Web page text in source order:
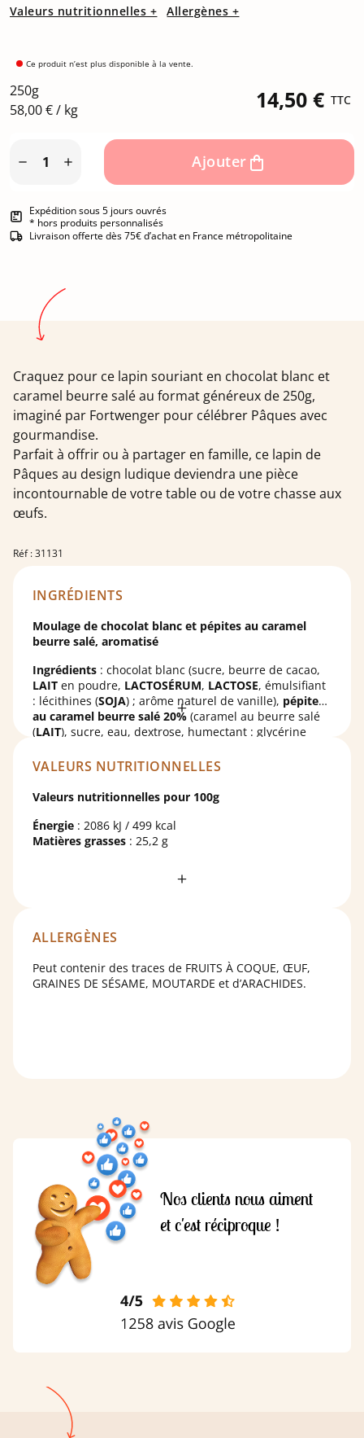
Valeurs nutritionnelles +
Allergènes +
Ce produit n’est plus disponible à la vente.
250g
58,00 € / kg
14,50 € TTC
  Ajouter
Expédition sous 5 jours ouvrés
* hors produits personnalisés
Livraison offerte dès 75€ d’achat en France métropolitaine
Craquez pour ce lapin souriant en chocolat blanc et
caramel beurre salé au format généreux de 250g,
imaginé par Fortwenger pour célébrer Pâques avec
gourmandise.
Parfait à offrir ou à partager en famille, ce lapin de
Pâques au design ludique deviendra une pièce
incontournable de votre table ou de votre chasse aux
œufs.
Réf : 31131
INGRÉDIENTS
Moulage de chocolat blanc et pépites au caramel
beurre salé, aromatisé
Ingrédients : chocolat blanc (sucre, beurre de cacao,
LAIT en poudre, LACTOSÉRUM, LACTOSE, émulsifiant
: lécithines (SOJA) ; arôme naturel de vanille), pépites
au caramel beurre salé 20% (caramel au beurre salé
(LAIT), sucre, eau, dextrose, humectant : glycérine
sodium ; stabilisant :DI-calcium phosphate anhydre
correcteur d’acidité : acide citrique), chocolat lait
cacao,LACTOSE, poudre de
lécithines (SOJA), arôme naturel), crêpe dentelle
écrémé en poudre, malt d’
VALEURS NUTRITIONNELLES
Valeurs nutritionnelles pour 100g
Énergie : 2086 kJ / 499 kcal
Matières grasses : 25,2 g
ALLERGÈNES
Peut contenir des traces de FRUITS À COQUE, ŒUF,
GRAINES DE SÉSAME, MOUTARDE et d’ARACHIDES.
Nos clients nous aiment
et c'est réciproque !